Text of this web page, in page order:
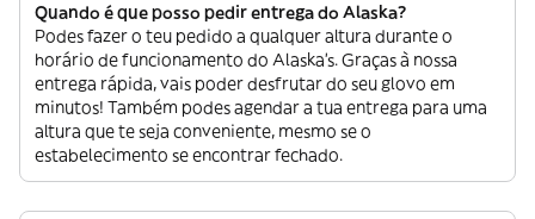
Quando é que posso pedir entrega do Alaska?
Podes fazer o teu pedido a qualquer altura durante o
horário de funcionamento do Alaska’s. Graças à nossa
entrega rápida, vais poder desfrutar do seu glovo em
minutos! Também podes agendar a tua entrega para uma
altura que te seja conveniente, mesmo se o
estabelecimento se encontrar fechado.